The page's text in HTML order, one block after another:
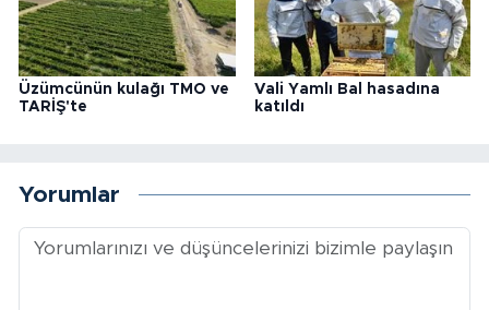
Üzümcünün kulağı TMO ve
TARİŞ'te
Vali Yamlı Bal hasadına
katıldı
Yorumlar